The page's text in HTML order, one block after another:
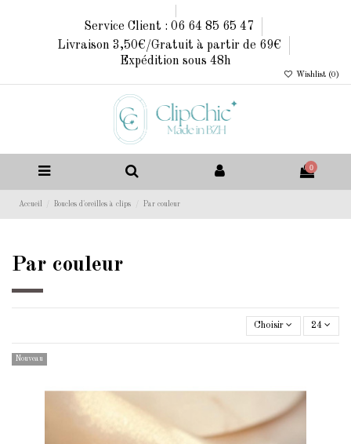
Service Client : 06 64 85 65 47
Livraison 3,50€/Gratuit à partir de 69€
Expédition sous 48h
Wishlist (0 )
0
Accueil Boucles d'oreilles à clips Par couleur
Par couleur
Choisir 24
Nouveau